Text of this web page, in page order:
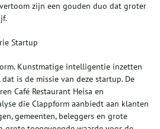
zijn een gouden duo dat groter
Startup
Kunstmatige intelligentie inzetten
is de missie van deze startup. De
Café Restaurant Heisa en
die Clappform aanbiedt aan klanten
gemeenten, beleggers en grote